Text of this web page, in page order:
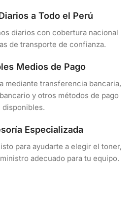
a Todo el Perú
diarios con cobertura nacional
de transporte de confianza.
Medios de Pago
mediante transferencia bancaria,
y otros métodos de pago
disponibles.
Especializada
para ayudarte a elegir el toner,
adecuado para tu equipo.